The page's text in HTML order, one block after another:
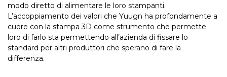
modo diretto di alimentare le loro stampanti.
L’accoppiamento dei valori che Yuugn ha profondamente a
cuore con la stampa 3D come strumento che permette
loro di farlo sta permettendo all’azienda di fissare lo
standard per altri produttori che sperano di fare la
differenza.